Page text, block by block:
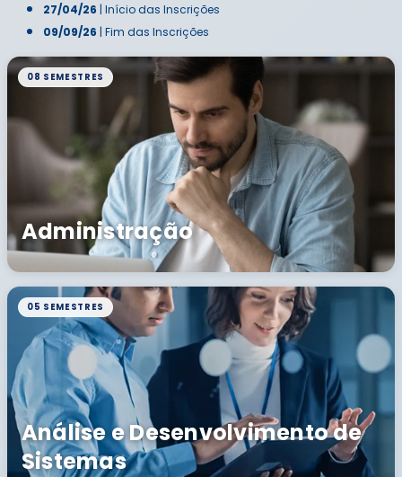
27/04/26 | Início das Inscrições
09/09/26 | Fim das Inscrições
08 SEMESTRES
Administração
05 SEMESTRES
Análise e Desenvolvimento de
Sistemas